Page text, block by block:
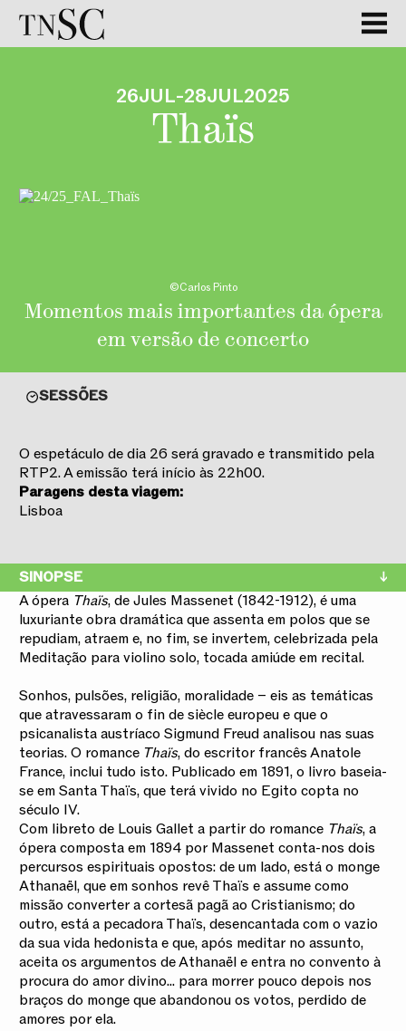
26JUL-28JUL2025
Thaïs
©Carlos Pinto
Momentos mais importantes da ópera
em versão de concerto
SESSÕES
SINOPSE
A ópera Thaïs, de Jules Massenet (1842-1912), é uma
luxuriante obra dramática que assenta em polos que se
repudiam, atraem e, no fim, se invertem, celebrizada pela
Meditação para violino solo, tocada amiúde em recital.
Sonhos, pulsões, religião, moralidade – eis as temáticas
que atravessaram o fin de siècle europeu e que o
psicanalista austríaco Sigmund Freud analisou nas suas
teorias. O romanceThaïs, do escritor francês Anatole
France, inclui tudo isto. Publicado em 1891, o livro baseia-
se em Santa Thaïs, que terá vivido no Egito copta no
século IV.
Com libreto de Louis Gallet a partir do romance Thaïs, a
ópera composta em 1894 por Massenet conta-nos dois
percursos espirituais opostos: de um lado, está o monge
Athanaël, que em sonhos revê Thaïs e assume como
missão converter a cortesã pagã ao Cristianismo; do
outro, está a pecadora Thaïs, desencantada com o vazio
da sua vida hedonista e que, após meditar no assunto,
aceita os argumentos de Athanaël e entra no convento à
procura do amor divino... para morrer pouco depois nos
braços do monge que abandonou os votos, perdido de
amores por ela.
O espetáculo de dia 26 será gravado e transmitido pela
RTP2. A emissão terá início às 22h00.
Paragens desta viagem:
Lisboa
GALERIA